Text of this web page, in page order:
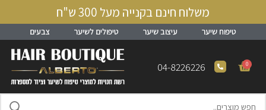
משלוח חינם בקנייה מעל 300 ש"ח
טיפוח שיער עיצוב שיער טיפולים לשיער צבעים
0
04-8226226